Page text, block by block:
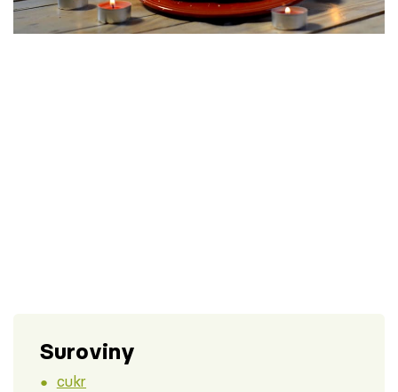
Škola vaření
Suroviny
cukr